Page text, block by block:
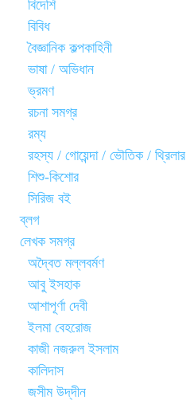
বিদেশি
বিবিধ
বৈজ্ঞানিক কল্পকাহিনী
ভাষা / অভিধান
ভ্রমণ
রচনা সমগ্র
রম্য
রহস্য / গোয়েন্দা / ভৌতিক / থ্রিলার
শিশু-কিশোর
সিরিজ বই
ব্লগ
লেখক সমগ্র
অদ্বৈত মল্লবর্মণ
আবু ইসহাক
আশাপূর্ণা দেবী
ইলমা বেহরোজ
কাজী নজরুল ইসলাম
কালিদাস
জসীম উদ্‌দীন